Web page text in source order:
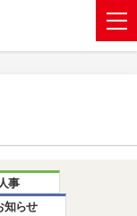
事
知らせ